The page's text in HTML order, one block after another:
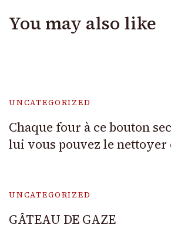
You may also like
UNCATEGORIZED
Chaque four à ce bouton
lui vous pouvez le nettoyer
UNCATEGORIZED
GÂTEAU DE GAZE